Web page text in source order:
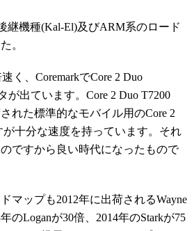
継機種(Kal-El)及びARM系のロード
。
く、CoremarkでCore 2 Duo
が出ています。Core 2 Duo T7200
れた標準的なモバイル用のCore 2
十分な速度を持っています。それ
ですから良い時代になったもので
マップも2012年に出荷されるWayne
のLoganが30倍、2014年のStarkが75